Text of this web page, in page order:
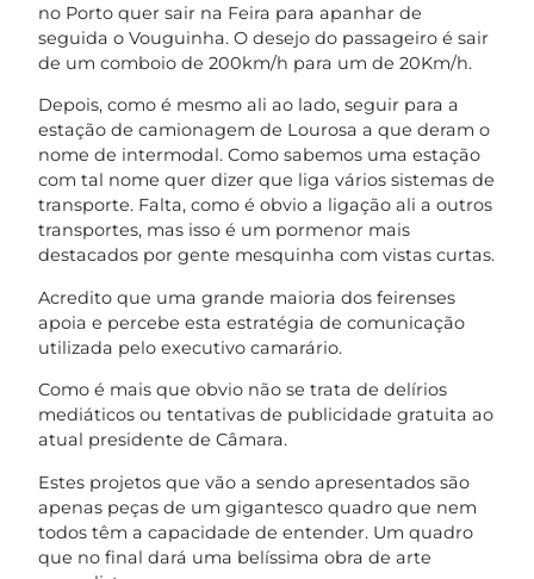
no Porto quer sair na Feira para apanhar de
seguida o Vouguinha. O desejo do passageiro é sair
de um comboio de 200km/h para um de 20Km/h.
Depois, como é mesmo ali ao lado, seguir para a
estação de camionagem de Lourosa a que deram o
nome de intermodal. Como sabemos uma estação
com tal nome quer dizer que liga vários sistemas de
transporte. Falta, como é obvio a ligação ali a outros
transportes, mas isso é um pormenor mais
destacados por gente mesquinha com vistas curtas.
Acredito que uma grande maioria dos feirenses
apoia e percebe esta estratégia de comunicação
utilizada pelo executivo camarário.
Como é mais que obvio não se trata de delírios
mediáticos ou tentativas de publicidade gratuita ao
atual presidente de Câmara.
Estes projetos que vão a sendo apresentados são
apenas peças de um gigantesco quadro que nem
todos têm a capacidade de entender. Um quadro
que no final dará uma belíssima obra de arte